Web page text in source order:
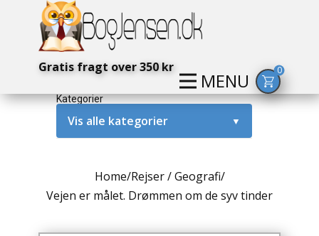
MENU
Gratis fragt over 350 kr 0
Kategorier
Vis alle kategorier ▼
Amerika / USA
Home/Rejser / Geografi/
Vejen er målet. Drømmen om de syv tinder